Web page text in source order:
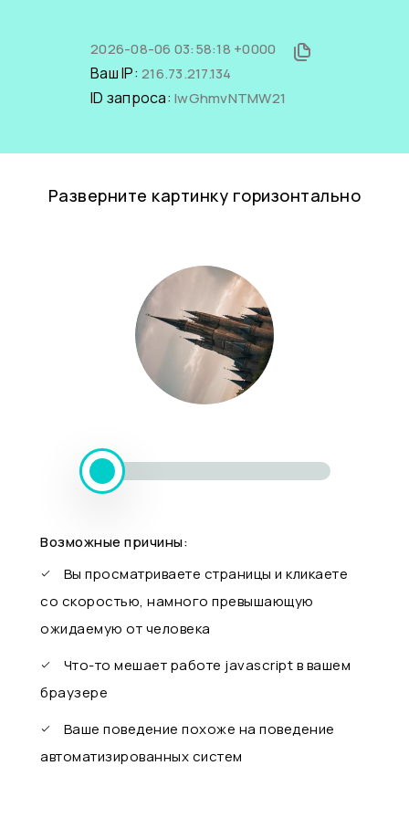
2026-08-06 03:58:18 +0000
Ваш IP: 216.73.217.134
ID запроса: IwGhmvNTMW21
Разверните картинку горизонтально
Возможные причины:
Вы просматриваете страницы и кликаете
со скоростью, намного превышающую
ожидаемую от человека
Что-то мешает работе javascript в вашем
браузере
Ваше поведение похоже на поведение
автоматизированных систем